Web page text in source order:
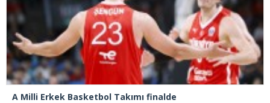
A Milli Erkek Basketbol Takımı finalde